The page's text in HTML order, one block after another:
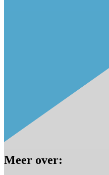
Meer over: